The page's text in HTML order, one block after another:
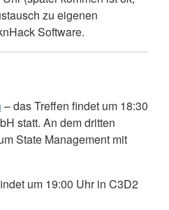
zu eigenen
Software.
– das Treffen findet um 18:30
statt. An dem dritten
State Management mit
um 19:00 Uhr in C3D2